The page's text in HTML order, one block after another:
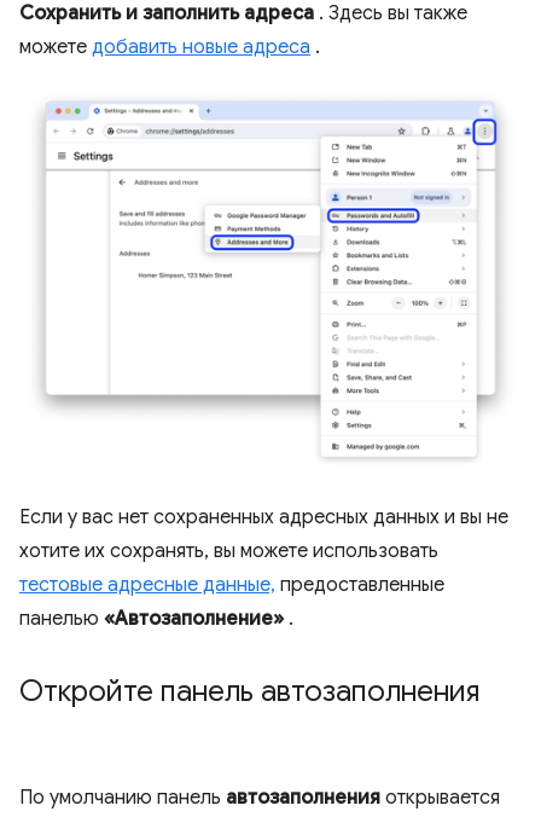
Сохранить и заполнить адреса . Здесь вы также
можете добавить новые адреса .
Если у вас нет сохраненных адресных данных и вы не
хотите их сохранять, вы можете использовать
тестовые адресные данные, предоставленные
панелью «Автозаполнение» .
Откройте панель автозаполнения
По умолчанию панель автозаполнения открывается